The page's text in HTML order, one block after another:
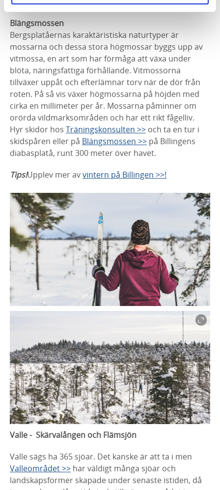
Blängsmossen
Bergsplatåernas karaktäristiska naturtyper är
mossarna och dessa stora högmossar byggs upp av
vitmossa, en art som har förmåga att växa under
blöta, näringsfattiga förhållande. Vitmossorna
tillväxer uppåt och efterlämnar torv när de dör från
roten. På så vis växer högmossarna på höjden med
cirka en millimeter per år. Mossarna påminner om
orörda vildmarksområden och har ett rikt fågelliv.
Hyr skidor hos Träningskonsulten >> och ta en tur i
skidspåren eller på Blängsmossen >> på Billingens
diabasplatå, runt 300 meter över havet.
Tips!Upplev mer avvintern på Billingen >>!
Valle - Skärvalången och Flämsjön
Valle sägs ha 365 sjöar. Det kanske är att ta i men
Valleområdet >> har väldigt många sjöar och
landskapsformer skapade under senaste istiden, då